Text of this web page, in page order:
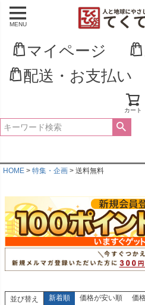
MENU
マイページ
配送・お支払い
カート
新着順
登録順
価格が高い順
優先度順
HOME 特集・企画 送料無料
並び替え 新着順 価格が安い順 価